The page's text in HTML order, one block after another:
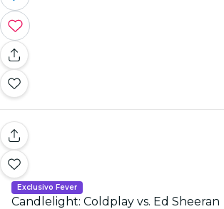
Exclusivo Fever
Candlelight: Coldplay vs. Ed Sheeran